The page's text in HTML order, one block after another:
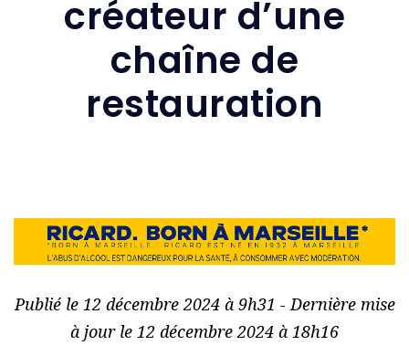
créateur d’une
chaîne de
restauration
Publié le 12 décembre 2024 à 9h31 - Dernière mise
à jour le 12 décembre 2024 à 18h16